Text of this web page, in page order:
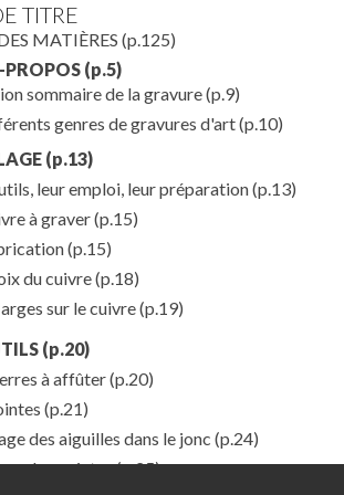
TITRE
MATIÈRES (p.125)
PROPOS (p.5)
sommaire de la gravure(p.9)
genres de gravures d'art(p.10)
(p.13)
leur emploi, leur préparation(p.13)
à graver(p.15)
(p.15)
du cuivre(p.18)
sur le cuivre(p.19)
(p.20)
à affûter(p.20)
(p.21)
des aiguilles dans le jonc (p.24)
des pointes(p.25)